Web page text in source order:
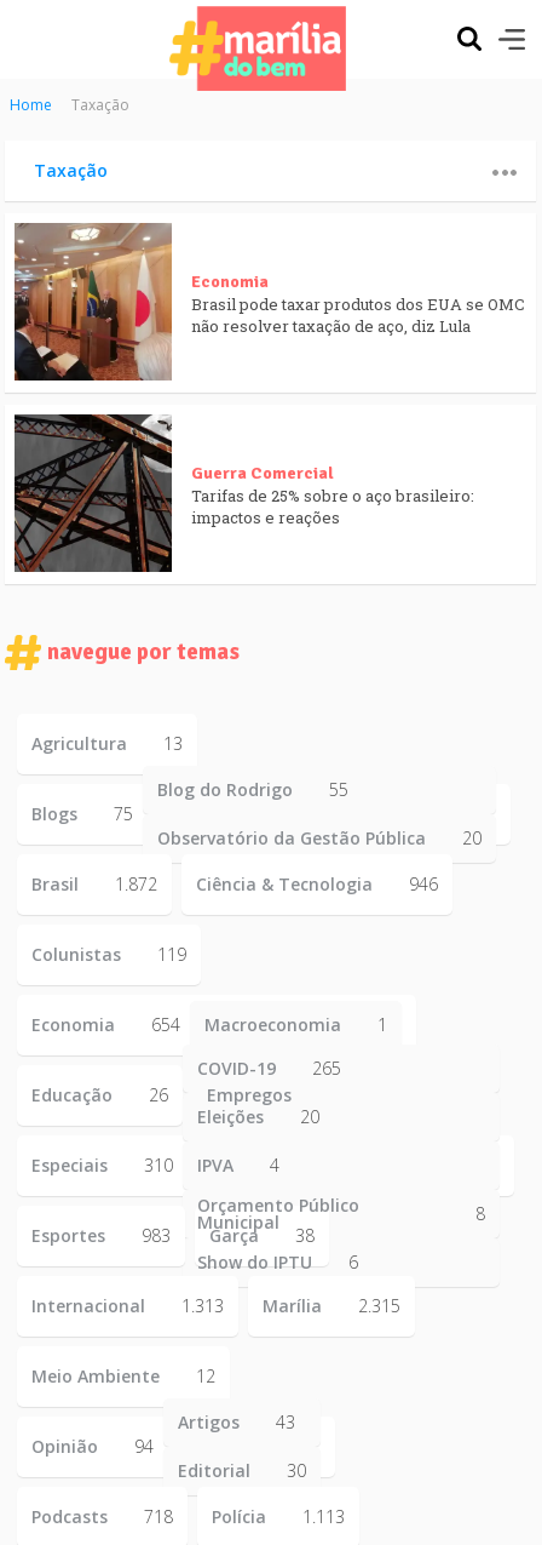
Home Taxação
Taxação
Economia
Brasil pode taxar produtos dos EUA se OMC
não resolver taxação de aço, diz Lula
Guerra Comercial
Tarifas de 25% sobre o aço brasileiro:
impactos e reações
navegue por temas
Agricultura 13
Blogs 75
Blog do Rodrigo 55
Observatório da Gestão Pública
20
Brasil
1.872 Ciência & Tecnologia 946
Colunistas 119
Economia 654 Macroeconomia 1
Educação 26 Empregos
Especiais 310
COVID-19 265
Eleições 20
IPVA
4
Orçamento Público
Municipal 8
Show do IPTU 6
Esportes 983 Garça 38
Internacional 1.313 Marília 2.315
Meio Ambiente 12
Opinião 94
Artigos 43
Editorial
30
Podcasts
718 Polícia 1.113